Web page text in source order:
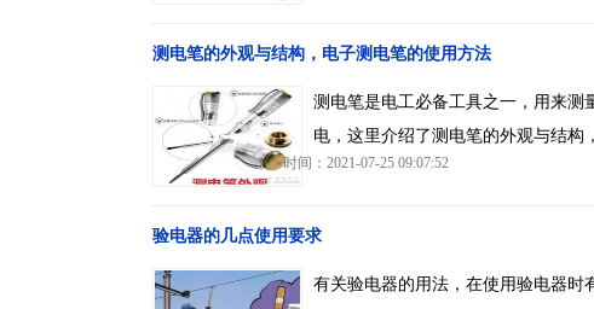
测电笔的外观与结构，电子测电笔的使用方法
测电笔是电工必备工具之一，用来测
电，这里介绍了测电笔的外观与结构
时间：2021-07-25 09:07:52
验电器的几点使用要求
有关验电器的用法，在使用验电器时